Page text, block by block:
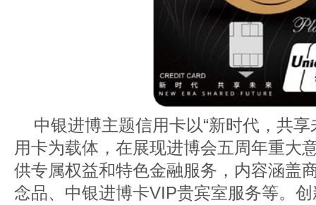
中银进博主题信用卡以“新时代，共
用卡为载体，在展现进博会五周年重大
供专属权益和特色金融服务，内容涵盖
念品、中银进博卡VIP贵宾室服务等。